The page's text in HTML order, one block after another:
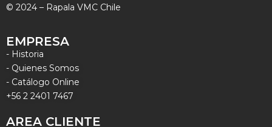
© 2024 – Rapala VMC Chile
EMPRESA
- Historia
- Quienes Somos
- Catálogo Online
+56 2 2401 7467
AREA CLIENTE